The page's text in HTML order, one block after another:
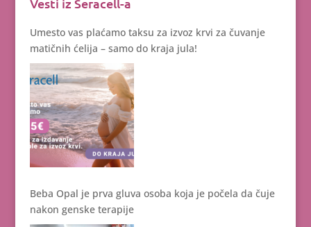
Umesto vas plaćamo taksu za izvoz krvi za čuvanje
matičnih ćelija – samo do kraja jula!
Beba Opal je prva gluva osoba koja je počela da čuje
nakon genske terapije